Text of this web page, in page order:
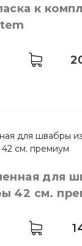
130 см
уборки
к
TYM241
для
42 см.